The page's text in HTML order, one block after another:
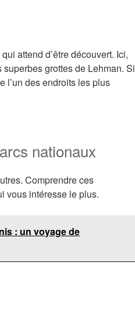
attend d’être découvert. Ici,
grottes de Lehman. Si
l’un des endroits les plus
nationaux
Comprendre ces
vous intéresse le plus.
: un voyage de